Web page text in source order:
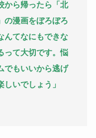
から帰ったら「北
の漫画をぼろぼろ
んてなにもできな
って大切です。悩
でもいいから逃げ
いでしょう」